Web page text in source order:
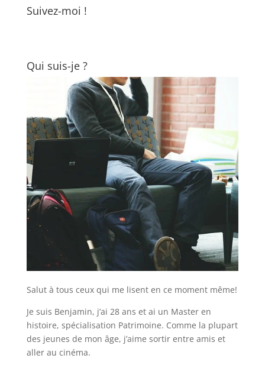
Suivez-moi !
Qui suis-je ?
Salut à tous ceux qui me lisent en ce moment même!
Je suis Benjamin, j’ai 28 ans et ai un Master en
histoire, spécialisation Patrimoine. Comme la plupart
des jeunes de mon âge, j’aime sortir entre amis et
aller au cinéma.